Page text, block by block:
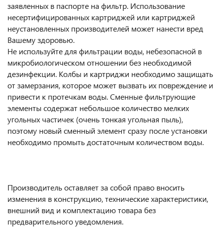
заявленных в паспорте на фильтр. Использование
несертифицированных картриджей или картриджей
неустановленных производителей может нанести вред
Вашему здоровью.
Не используйте для фильтрации воды, небезопасной в
микробиологическом отношении без необходимой
дезинфекции. Колбы и картриджи необходимо защищать
от замерзания, которое может вызвать их повреждение и
привести к протечкам воды. Сменные фильтрующие
элементы содержат небольшое количество мелких
угольных частичек (очень тонкая угольная пыль),
поэтому новый сменный элемент сразу после установки
необходимо промыть достаточным количеством воды.
Производитель оставляет за собой право вносить
изменения в конструкцию, технические характеристики,
внешний вид и комплектацию товара без
предварительного уведомления.